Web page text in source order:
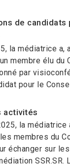
de candidats
la médiatrice a,
membre élu du
par
pour le
activités
la médiatrice
membres du
échanger sur
SSR.SR.